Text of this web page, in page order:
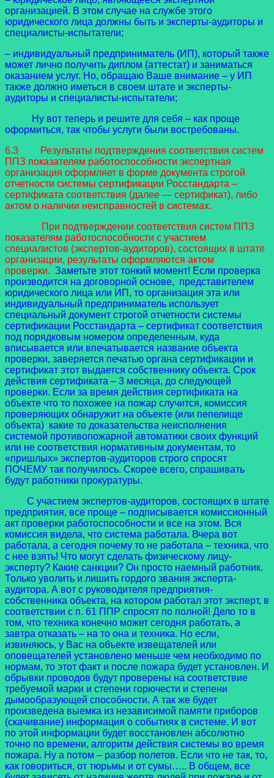
организацией. В этом случае на службе этого
юридического лица должны быть и эксперты-аудиторы и
специалисты-испытатели;
– индивидуальный предприниматель (ИП), который также
может лично получить диплом (аттестат) и заниматься
оказанием услуг. Но, обращаю Ваше внимание – у ИП
также должно иметься в своем штате и эксперты-
аудиторы и специалисты-испытатели;
Ну вот теперь и решите для себя – как проще
оформиться, так чтобы услуги были востребованы.
6.3 Результаты подтверждения соответствия систем
ППЗ показателям работоспособности экспертная
организация оформляет в форме документа строгой
отчетности системы сертификации Росстандарта –
сертификата соответствия (далее — сертификат), либо
актом о наличии неисправностей в системах.
При подтверждении соответствия систем ППЗ
показателям работоспособности с участием
специалистов (экспертов-аудиторов), состоящих в штате
организации, результаты оформляются актом
проверки. Заметьте этот тонкий момент! Если проверка
производится на договорной основе, представителем
юридического лица или ИП, то организация эта или
индивидуальный предприниматель использует
специальный документ строгой отчетности системы
сертификации Росстандарта – сертификат соответствия
под порядковым номером определенным, куда
вписывается или впечатывается название объекта
проверки, заверяется печатью органа сертификации и
сертификат этот выдается собственнику объекта. Срок
действия сертификата – 3 месяца, до следующей
проверки. Если за время действия сертификата на
объекте что то похожее на пожар случится, комиссия
проверяющих обнаружит на объекте (или пепелище
объекта) какие то доказательства неисполнения
системой противопожарной автоматики своих функций
или не соответствия нормативным документам, то
«пришлых» экспертов-аудиторов строго спросят
ПОЧЕМУ так получилось. Скорее всего, спрашивать
будут работники прокуратуры.
С участием экспертов-аудиторов, состоящих в штате
предприятия, все проще – подписывается комиссионный
акт проверки работоспособности и все на этом. Вся
комиссия видела, что система работала. Вчера вот
работала, а сегодня почему то не работала – техника, что
с нее взять! Что могут сделать физическому лицу-
эксперту? Какие санкции? Он просто наемный работник.
Только уволить и лишить гордого звания эксперта-
аудитора. А вот с руководителя предприятия-
собственника объекта, на котором работал этот эксперт, в
соответствии с п. 61 ППР спросят по полной! Дело то в
том, что техника конечно может сегодня работать, а
завтра отказать – на то она и техника. Но если,
извиняюсь, у Вас на объекте извещателей или
оповещателей установлено меньше чем необходимо по
нормам, то этот факт и после пожара будет установлен. И
обрывки проводов будут проверены на соответствие
требуемой марки и степени горючести и степени
дымообразующей способности. А так же будет
произведена выемка из независимой памяти приборов
(скачивание) информация о событиях в системе. И вот
по этой информации будет восстановлен абсолютно
точно по времени, алгоритм действия системы во время
пожара. Ну а потом – разбор полетов. Если что не так, то,
как говориться, от тюрьмы и от сумы….. В общем, все